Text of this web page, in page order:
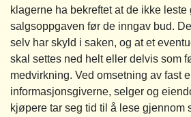
klagerne ha bekreftet at de ikke leste
salgsoppgaven før de inngav bud.
selv har skyld i saken, og at et
skal settes ned helt eller delvis som
medvirkning. Ved omsetning av fast
informasjonsgiverne, selger og
kjøpere tar seg tid til å lese gjennom